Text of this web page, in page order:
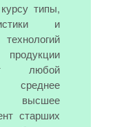
типы,
и
любой
высшее
старших